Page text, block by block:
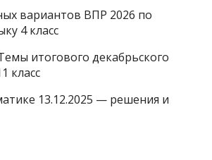
вариантов ВПР 2026 по
4 класс
итогового декабрьского
класс
13.12.2025 — решения и